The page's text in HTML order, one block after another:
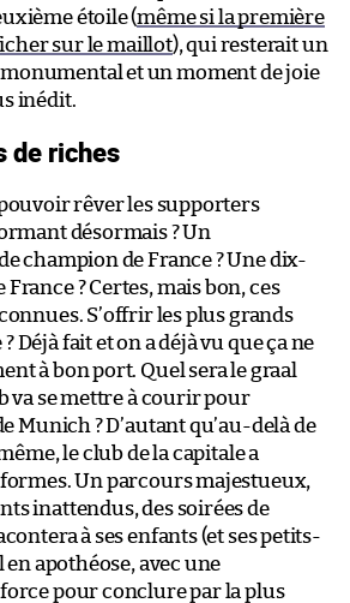
étoile (même si la première
sur le maillot), qui resterait un
et un moment de joie
inédit.
de riches
rêver les supporters
désormais ? Un
champion de France ? Une dix-
France ? Certes, mais bon, ces
S’offrir les plus grands
Déjà fait et on a déjà vu que ça ne
à bon port. Quel sera le graal
va se mettre à courir pour
Munich ? D’autant qu’au-delà de
le club de la capitale a
Un parcours majestueux,
inattendus, des soirées de
à ses enfants (et ses petits-
apothéose, avec une
pour conclure par la plus